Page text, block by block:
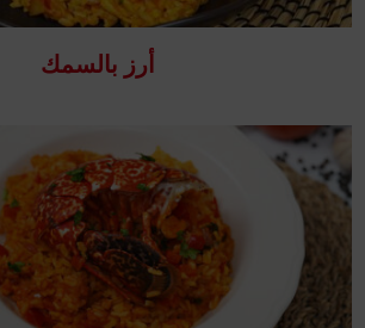
أرز بالسمك